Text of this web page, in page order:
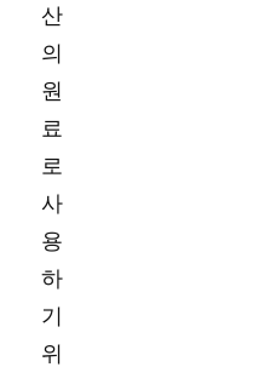
산
의
원
료
로
사
용
하
기
위